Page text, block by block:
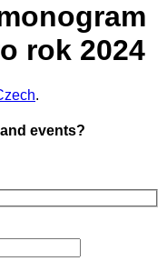
rok 2024
.
events?